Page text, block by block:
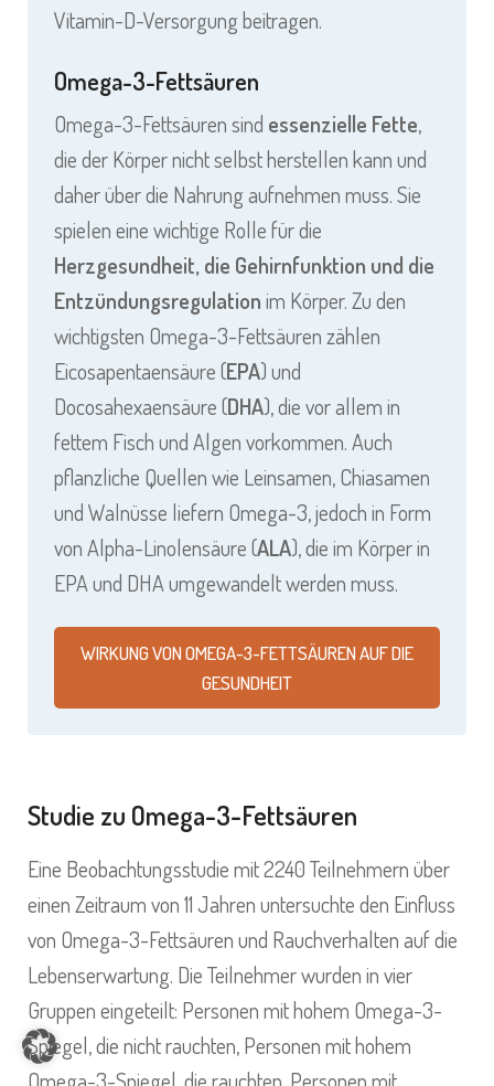
Vitamin-D-Versorgung beitragen.
Omega-3-Fettsäuren
Omega-3-Fettsäuren sind essenzielle Fette,
die der Körper nicht selbst herstellen kann und
daher über die Nahrung aufnehmen muss. Sie
spielen eine wichtige Rolle für die
Herzgesundheit, die Gehirnfunktion und die
Entzündungsregulationim Körper. Zu den
wichtigsten Omega-3-Fettsäuren zählen
Eicosapentaensäure (EPA) und
Docosahexaensäure (DHA), die vor allem in
fettem Fisch und Algen vorkommen. Auch
pflanzliche Quellen wie Leinsamen, Chiasamen
und Walnüsse liefern Omega-3, jedoch in Form
von Alpha-Linolensäure (ALA), die im Körper in
EPA und DHA umgewandelt werden muss.
WIRKUNG VON OMEGA-3-FETTSÄUREN AUF DIE
GESUNDHEIT
Studie zu Omega-3-Fettsäuren
Eine Beobachtungsstudie mit 2240 Teilnehmern über
einen Zeitraum von 11 Jahren untersuchte den Einfluss
von Omega-3-Fettsäuren und Rauchverhalten auf die
Lebenserwartung. Die Teilnehmer wurden in vier
Gruppen eingeteilt: Personen mit hohem Omega-3-
Spiegel, die nicht rauchten, Personen mit hohem
Omega-3-Spiegel, die rauchten, Personen mit
Item added to cart.
0 items -0,00€
CHECKOUT